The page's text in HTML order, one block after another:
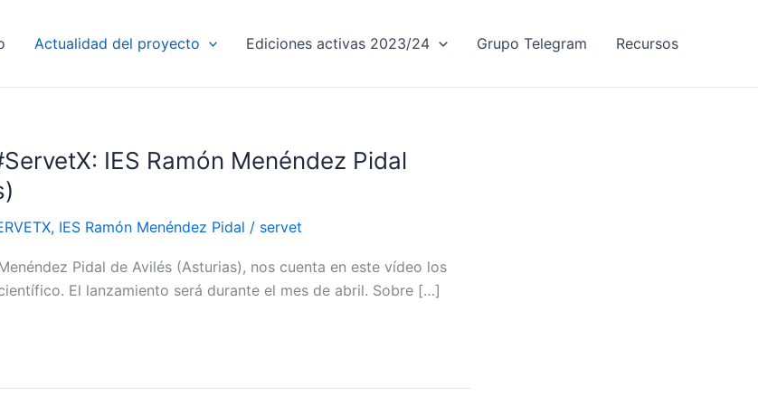
Actualidad del proyecto Ediciones activas 2023/24 Grupo Telegram Recursos
IES Ramón Menéndez Pidal
, IES Ramón Menéndez Pidal / servet
Pidal de Avilés (Asturias), nos cuenta en este vídeo los
El lanzamiento será durante el mes de abril. Sobre […]